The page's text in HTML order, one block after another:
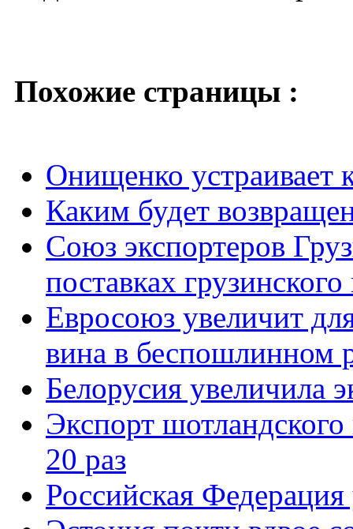
Похожие страницы :
Онищенко устраивает
Каким будет
Союз экспортеров
поставках
Евросоюз увеличит
вина в беспошлинном
Белорусия увеличила
Экспорт
20 раз
Российская